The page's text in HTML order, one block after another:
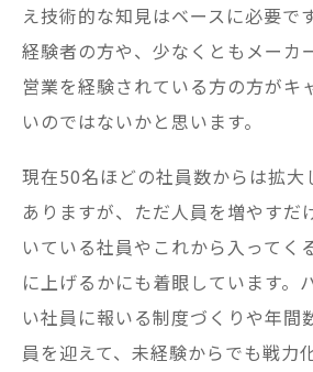
え技術的な知見はベースに必要で
経験者の方や、少なくともメーカ
営業を経験されている方の方がキ
いのではないかと思います。
現在50名ほどの社員数からは拡大
ありますが、ただ人員を増やすだ
いている社員やこれから入ってく
に上げるかにも着眼しています。
い社員に報いる制度づくりや年間
員を迎えて、未経験からでも戦力